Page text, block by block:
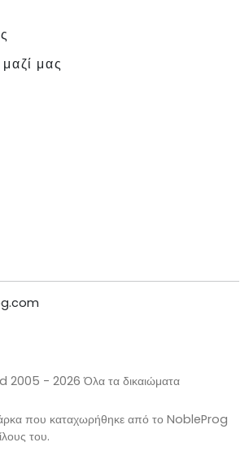
μας
2005 - 2026 Όλα τα δικαιώματα
που καταχωρήθηκε από το NobleProg
του.